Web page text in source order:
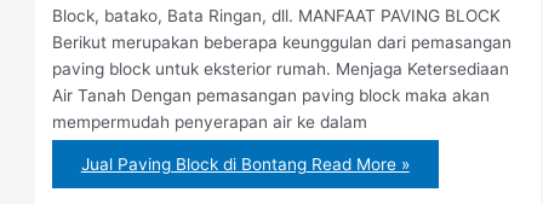
Block, batako, Bata Ringan, dll. MANFAAT PAVING BLOCK
Berikut merupakan beberapa keunggulan dari pemasangan
paving block untuk eksterior rumah. Menjaga Ketersediaan
Air Tanah Dengan pemasangan paving block maka akan
mempermudah penyerapan air ke dalam
Jual Paving Block di BontangRead More »